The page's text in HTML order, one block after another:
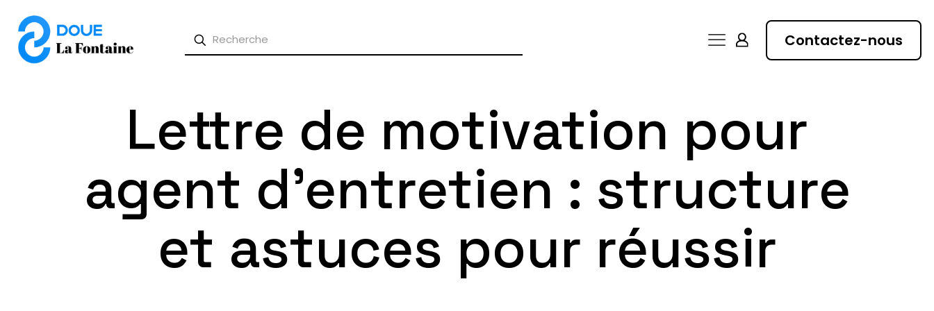
Contactez-nous
Lettre de motivation pour
agent d’entretien : structure
et astuces pour réussir